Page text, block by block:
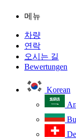
메뉴
차량
연락
오시는 길
Bewertungen
Korean